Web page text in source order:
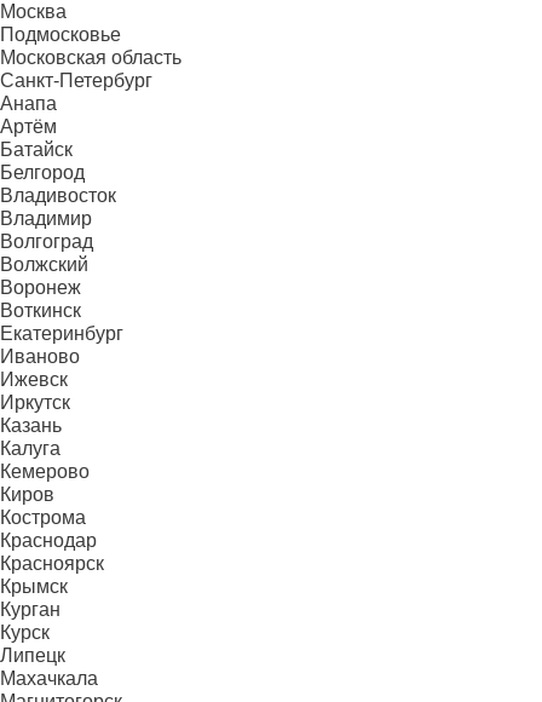
Москва
Подмосковье
Московская область
Санкт-Петербург
Анапа
Артём
Батайск
Белгород
Владивосток
Владимир
Волгоград
Волжский
Воронеж
Воткинск
Екатеринбург
Иваново
Ижевск
Иркутск
Казань
Калуга
Кемерово
Киров
Кострома
Краснодар
Красноярск
Крымск
Курган
Курск
Липецк
Махачкала